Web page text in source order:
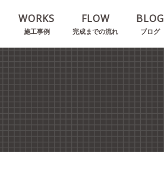
WORKS
施工事例
FLOW
完成までの流れ
BLOG
ブログ